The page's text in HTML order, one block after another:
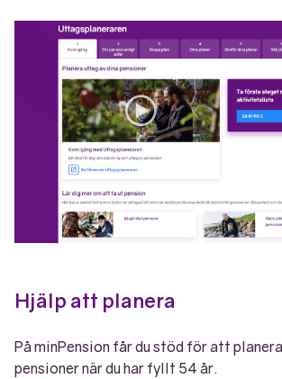
Hjälp att planera
På minPension får du stöd för att
pensioner när du har fyllt 54 år.